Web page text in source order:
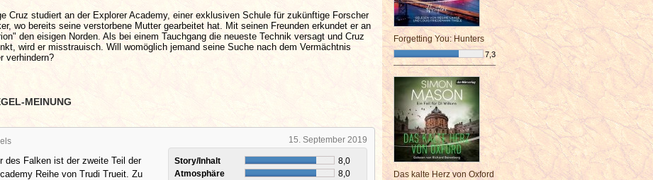
Cruz studiert an der Explorer Academy, einer exklusiven Schule für zukünftige Forscher
wo bereits seine verstorbene Mutter gearbeitet hat. Mit seinen Freunden erkundet er an
den eisigen Norden. Als bei einem Tauchgang die neueste Technik versagt und Cruz
wird er misstrauisch. Will womöglich jemand seine Suche nach dem Vermächtnis
verhindern?
MEINUNG
15. September 2019
Story/Inhalt
8,0
Atmosphäre
8,0
des Falken ist der zweite Teil der
Reihe von Trudi Trueit. Zu
Forgetting You: Hunters
7,3
¯¯¯¯¯¯¯¯¯¯¯¯¯¯¯¯¯¯¯¯¯¯¯¯
Das kalte Herz von Oxford